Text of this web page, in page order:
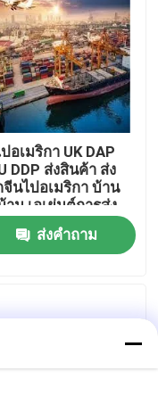
อเมริกา UK DAP
DDP ส่งสินค้า ส่ง
จีนไปอเมริกา บ้าน
าน เอเย่นต์การส่ง
งทะเล เอเย่นต์การ
ส่งคำถาม